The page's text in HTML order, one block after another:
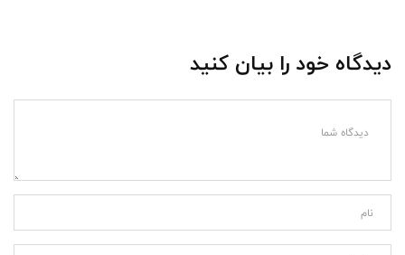
دیدگاه خود را بیان کنید